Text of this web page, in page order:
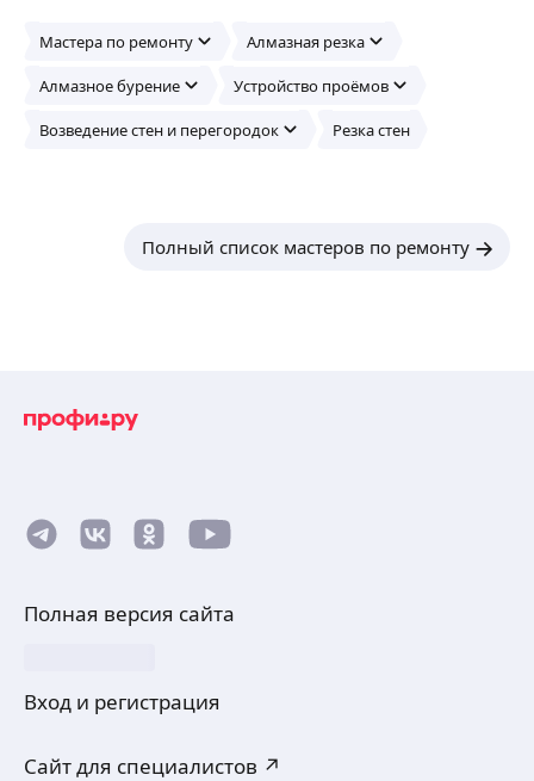
Мастера по ремонту Алмазная резка
Алмазное бурение Устройство проёмов
Возведение стен и перегородок Резка стен
Полный список мастеров по ремонту
Полная версия сайта
Вход и регистрация
Сайт для специалистов ↗